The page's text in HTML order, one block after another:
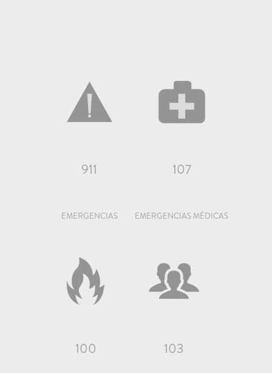
911
EMERGENCIAS
107
EMERGENCIAS MÉDICAS
100 103